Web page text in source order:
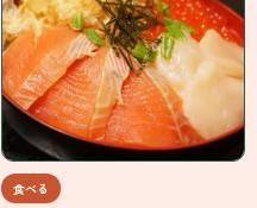
食べる